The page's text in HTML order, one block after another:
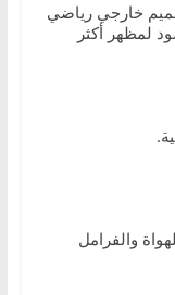
يارس سيدان 2023 بتصميم خارجي رياضي
لمظهر أكثر
والفرامل